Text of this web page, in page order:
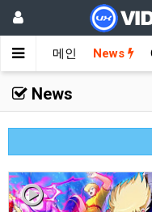
메인 News
News